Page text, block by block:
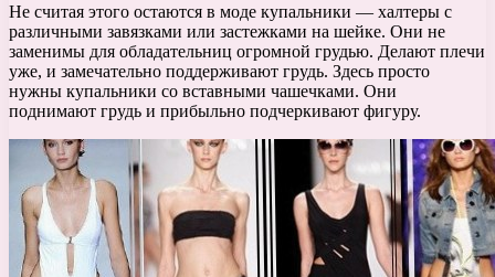
Не считая этого остаются в моде купальники — халтеры с
различными завязками или застежками на шейке. Они не
заменимы для обладательниц огромной грудью. Делают плечи
уже, и замечательно поддерживают грудь. Здесь просто
нужны купальники со вставными чашечками. Они
поднимают грудь и прибыльно подчеркивают фигуру.